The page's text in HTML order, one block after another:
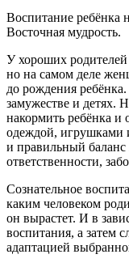
Воспитание ребёнка
Восточная мудрость.
У хороших
но на самом деле
до рождения
замужестве и детях.
накормить ребёнка и
одеждой, игрушками
и правильный баланс
ответственности,
Сознательное
каким человеком
он вырастет. И в
воспитания, а затем
адаптацией